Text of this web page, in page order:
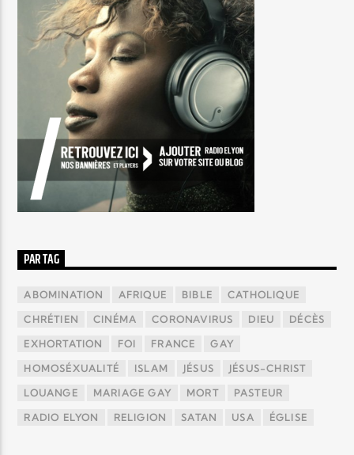
PAR TAG
ABOMINATION AFRIQUE BIBLE CATHOLIQUE
CHRÉTIEN CINÉMA CORONAVIRUS DIEU DÉCÈS
EXHORTATION FOI FRANCE GAY
HOMOSÉXUALITÉ ISLAM JÉSUS JÉSUS-CHRIST
LOUANGE MARIAGE GAY MORT PASTEUR
RADIO ELYON RELIGION SATAN USA ÉGLISE